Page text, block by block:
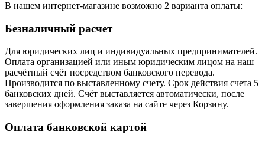
В нашем интернет-магазине возможно 2 варианта оплаты:
Безналичный расчет
Для юридических лиц и индивидуальных предпринимателей.
Оплата организацией или иным юридическим лицом на наш
расчётный счёт посредством банковского перевода.
Производится по выставленному счету. Срок действия счета 5
банковских дней. Счёт выставляется автоматически, после
завершения оформления заказа на сайте через Корзину.
Оплата банковской картой